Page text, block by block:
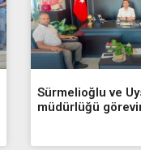
Sürmelioğlu ve
müdürlüğü